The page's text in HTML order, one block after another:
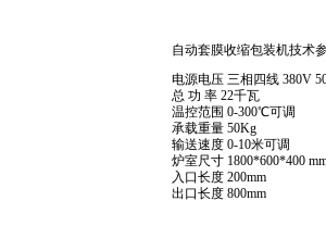
自动套膜收缩包装机技术
电源电压 三相四线 380V
总 功 率 22千瓦
温控范围 0-300℃可调
承载重量 50Kg
输送速度 0-10米可调
炉室尺寸 1800*600*400
入口长度 200mm
出口长度 800mm